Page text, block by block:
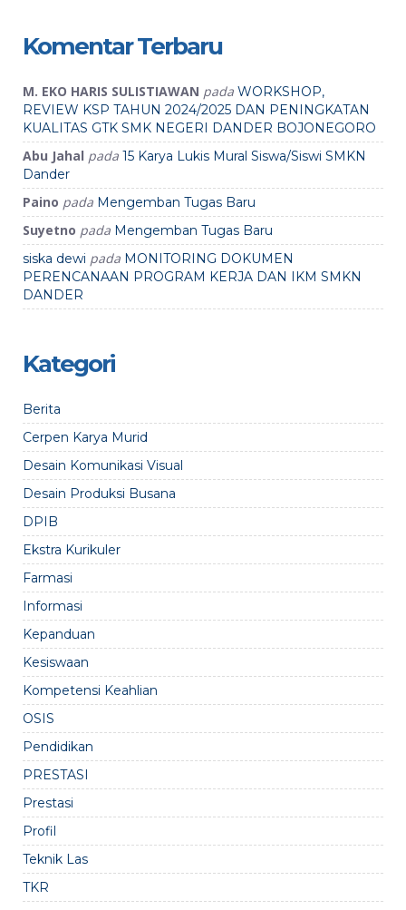
Komentar Terbaru
M. EKO HARIS SULISTIAWAN pada WORKSHOP,
REVIEW KSP TAHUN 2024/2025 DAN PENINGKATAN
KUALITAS GTK SMK NEGERI DANDER BOJONEGORO
Abu Jahal pada 15 Karya Lukis Mural Siswa/Siswi SMKN
Dander
Paino pada Mengemban Tugas Baru
Suyetno pada Mengemban Tugas Baru
siska dewi pada MONITORING DOKUMEN
PERENCANAAN PROGRAM KERJA DAN IKM SMKN
DANDER
Kategori
Berita
Cerpen Karya Murid
Desain Komunikasi Visual
Desain Produksi Busana
DPIB
Ekstra Kurikuler
Farmasi
Informasi
Kepanduan
Kesiswaan
Kompetensi Keahlian
OSIS
Pendidikan
PRESTASI
Prestasi
Profil
Teknik Las
TKR